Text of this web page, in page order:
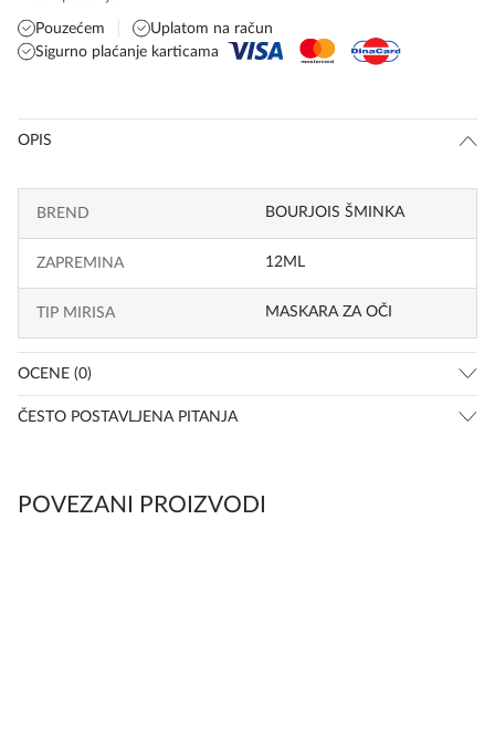
Pouzećem
Uplatom na račun
Sigurno plaćanje karticama
OPIS
BREND BOURJOIS ŠMINKA
ZAPREMINA 12ML
TIP MIRISA MASKARA ZA OČI
OCENE (0)
ČESTO POSTAVLJENA PITANJA
POVEZANI PROIZVODI